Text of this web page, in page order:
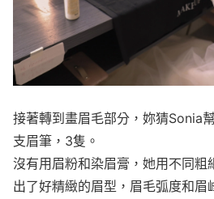
接著轉到畫眉毛部分，妳猜Sonia
支眉筆，3隻。
沒有用眉粉和染眉膏，她用不同粗
出了好精緻的眉型，眉毛弧度和眉